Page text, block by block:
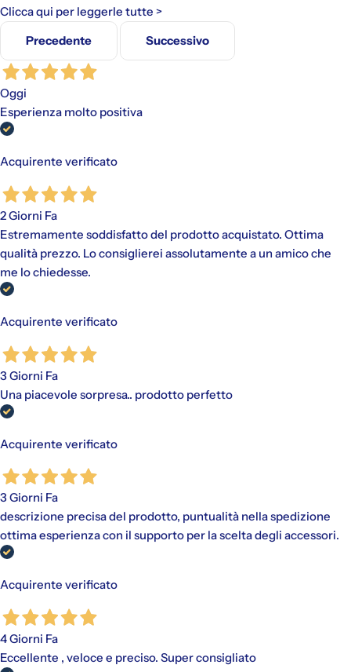
Gli addebiti avverranno automaticamente sul metodo di
"Paga in 3 rate"è un finanziamento senza interessi per gli
e AMEX).
iniziale a cui fanno seguito rate mensili. Il valore include
eventuali costi di spedizione calcolati al checkout.
Clicca qui per leggerle tutte >
Precedente
Successivo
Oggi
Esperienza molto positiva
Acquirente verificato
2 Giorni Fa
Estremamente soddisfatto del prodotto acquistato. Ottima
qualità prezzo. Lo consiglierei assolutamente a un amico che
me lo chiedesse.
Acquirente verificato
3 Giorni Fa
Una piacevole sorpresa.. prodotto perfetto
Acquirente verificato
3 Giorni Fa
descrizione precisa del prodotto, puntualità nella spedizione
ottima esperienza con il supporto per la scelta degli accessori.
Acquirente verificato
4 Giorni Fa
Eccellente , veloce e preciso. Super consigliato